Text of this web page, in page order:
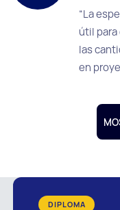
“La
útil
las
en
DIPLOMA